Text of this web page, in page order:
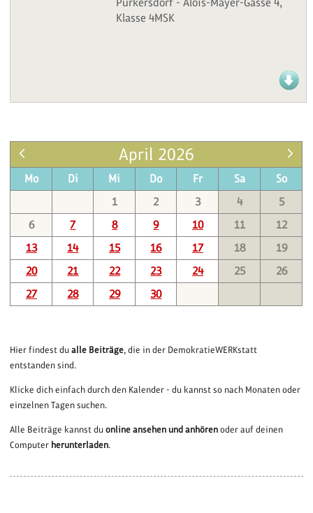
Klasse 4MSK
April 2026
Mo Di Mi Do Fr Sa
So
1
2 3 4
5
6
7 8 9 10 11
12
13
14 15 16 17 18
19
20
21 22 23 24 25
26
27
28 29 30
Hier findest dualle Beiträge, die in der DemokratieWERKstatt
entstanden sind.
Klicke dich einfach durch den Kalender - du kannst so nach Monaten oder
einzelnen Tagen suchen.
Alle Beiträge kannst duonline ansehen und anhören oder auf deinen
Computer herunterladen.